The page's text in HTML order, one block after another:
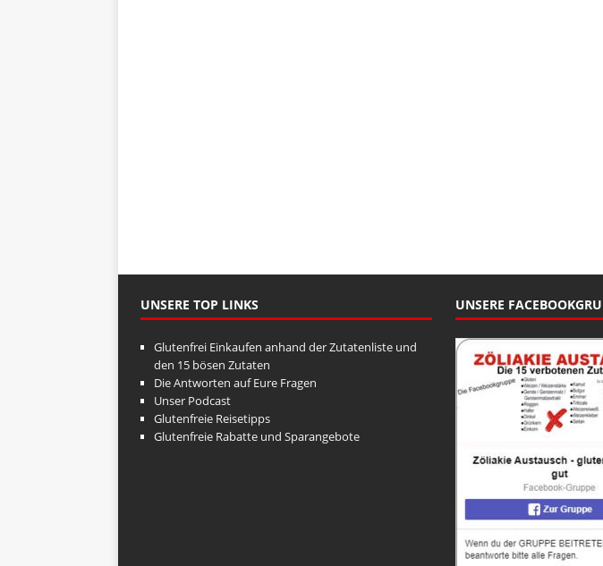
UNSERE TOP LINKS
Glutenfrei Einkaufen anhand der Zutatenliste und
den 15 bösen Zutaten
Die Antworten auf Eure Fragen
Unser Podcast
Glutenfreie Reisetipps
Glutenfreie Rabatte und Sparangebote
UNSERE